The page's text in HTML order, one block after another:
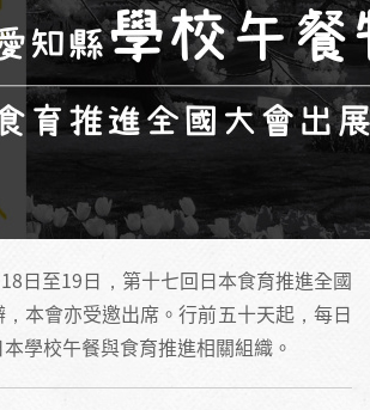
日至19日，第十七回日本食育推進全國
本會亦受邀出席。行前五十天起，每日
學校午餐與食育推進相關組織。